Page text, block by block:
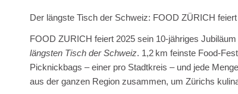
Der längste Tisch der Schweiz: FOOD ZÜRICH
FOOD ZURICH feiert 2025 sein 10-jähriges
längsten Tisch der Schweiz. 1,2 km feinste Food-
Picknickbags – einer pro Stadtkreis – und jede
aus der ganzen Region zusammen, um Zürichs